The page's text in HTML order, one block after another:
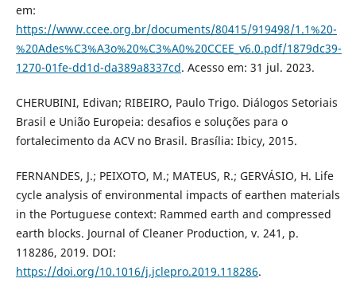
em:
https://www.ccee.org.br/documents/80415/919498/1.1%20-
%20Ades%C3%A3o%20%C3%A0%20CCEE_v6.0.pdf/1879dc39-
1270-01fe-dd1d-da389a8337cd. Acesso em: 31 jul. 2023.
CHERUBINI, Edivan; RIBEIRO, Paulo Trigo. Diálogos Setoriais
Brasil e União Europeia: desafios e soluções para o
fortalecimento da ACV no Brasil. Brasília: Ibicy, 2015.
FERNANDES, J.; PEIXOTO, M.; MATEUS, R.; GERVÁSIO, H. Life
cycle analysis of environmental impacts of earthen materials
in the Portuguese context: Rammed earth and compressed
earth blocks. Journal of Cleaner Production, v. 241, p.
118286, 2019. DOI:
https://doi.org/10.1016/j.jclepro.2019.118286.